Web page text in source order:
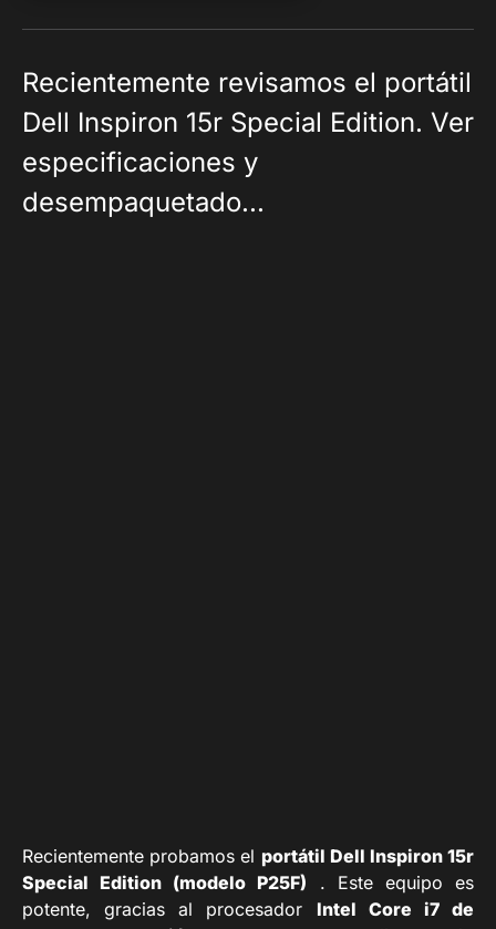
Recientemente revisamos el portátil
Dell Inspiron 15r Special Edition. Ver
especificaciones y
desempaquetado...
Recientemente probamos el portátil Dell Inspiron 15r
Special Edition (modelo P25F) . Este equipo es
potente, gracias al procesador Intel Core i7 de